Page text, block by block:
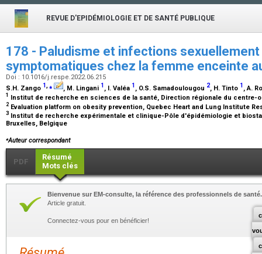
REVUE D'EPIDÉMIOLOGIE ET DE SANTÉ PUBLIQUE
178 - Paludisme et infections
symptomatiques chez la femme enceinte
Doi : 10.1016/j.respe.2022.06.215
S.H. Zango 1,⁎ , M. Lingani 1 , I. Valéa 1 , O.S. Samadoulougou 2, H. Tinto 1 , A.
1 Institut de recherche en sciences de la santé, Direction régionale du centre-
2 Evaluation platform on obesity prevention, Quebec Heart and Lung Institute
3 Institut de recherche expérimentale et clinique-Pôle d'épidémiologie et
Bruxelles, Belgique
⁎Auteur correspondant
PDF
Résumé
Mots clés
Bienvenue sur EM-consulte, la référence des professionnels de santé.
Article gratuit.
Connectez-vous pour en bénéficier!